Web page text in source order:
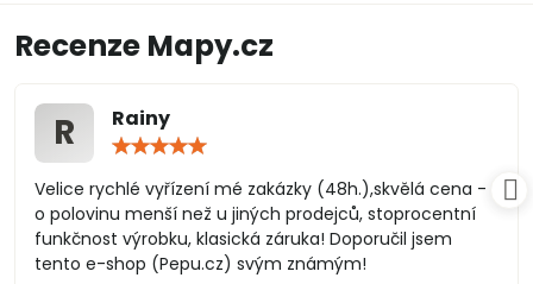
Recenze Mapy.cz
R Rainy
/
5
Velice rychlé vyřízení mé zakázky (48h.),skvělá cena -
o polovinu menší než u jiných prodejců, stoprocentní
funkčnost výrobku, klasická záruka! Doporučil jsem
tento e-shop (Pepu.cz) svým známým!